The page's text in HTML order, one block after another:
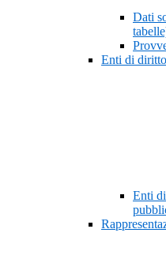
Dati
Enti di
Enti